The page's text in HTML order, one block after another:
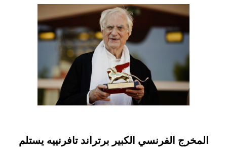
المخرج الفرنسي الكبير برتراند تافرنييه يستلم